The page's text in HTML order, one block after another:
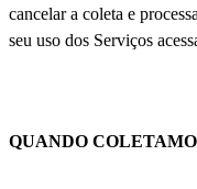
cancelar a coleta e
seu uso dos Serviços
QUANDO